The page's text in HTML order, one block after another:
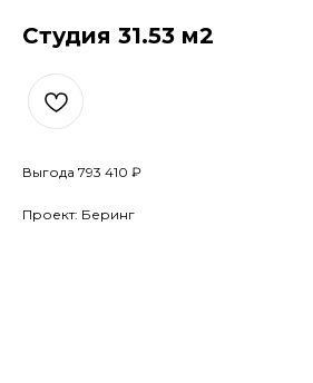
Студия 31.53 м2
Выгода 793 410 ₽
Проект: Беринг